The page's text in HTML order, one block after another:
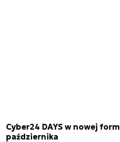
Cyber24 DAYS w nowej
października